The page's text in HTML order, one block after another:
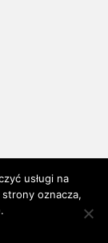
usługi na
oznacza,